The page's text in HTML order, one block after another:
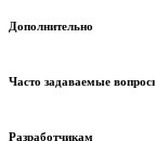
Дополнительно
Часто задаваемые
Разработчикам